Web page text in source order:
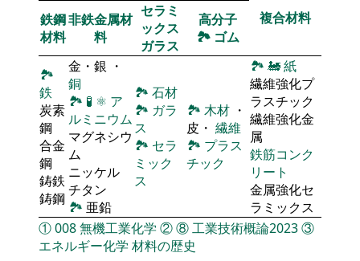
複合材料
鉄鋼
材料
非鉄金属材
料
セラミ
ックス
ガラス
高分子
🏞 ゴム
🏞
鉄
炭素
鋼
合金
鋼
鋳鉄
鋳鋼
金・銀 ・
銅
🏞 🧪 ⚛ ア
ルミニウム
マグネシウ
ム
ニッケル
チタン
🏞 亜鉛
🏞 石材
🏞 ガラ
ス
🏞 セラ
ミック
ス
🏞 木材 ・
皮・ 繊維
🏞 プラス
チック
🏞 🚂紙
繊維強化プ
ラスチック
繊維強化金
属
鉄筋コンク
リート
金属強化セ
ラミックス
①008無機工業化学 ②⑧工業技術概論2023③
エネルギー化学 材料の歴史